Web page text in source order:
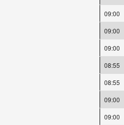
09:00
09:00
09:00
08:55
08:55
09:00
09:00